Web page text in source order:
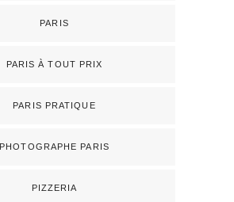
PARIS
PARIS À TOUT PRIX
PARIS PRATIQUE
PHOTOGRAPHE PARIS
PIZZERIA